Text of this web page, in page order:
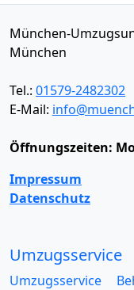
München-
München
Tel.: 01579-2482302
E-Mail:
Öffnungszeiten:
Impressum
Datenschutz
Umzugsservice
Umzugsservice